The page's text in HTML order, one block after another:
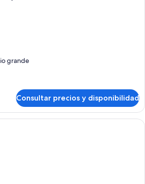
grande
Consultar precios y disponibilidad
Un salón amplio con un televisor